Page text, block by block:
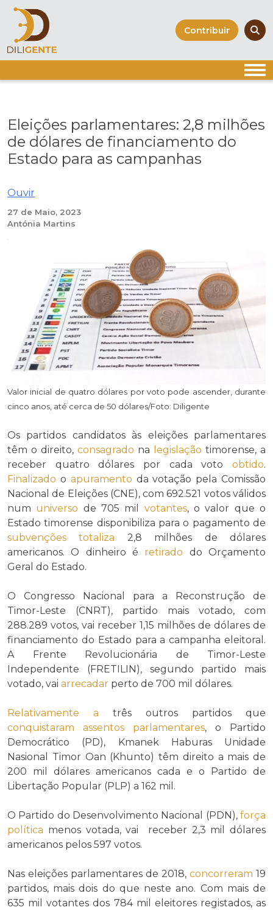
Skip
content
Contribuir
Eleições parlamentares: 2,8 milhões
de dólares de financiamento do
Estado para as campanhas
Ouvir
27 de Maio, 2023
Antónia Martins
Valor inicial de quatro dólares por voto pode ascender, durante
cinco anos, até cerca de 50 dólares/Foto: Diligente
Os partidos candidatos às eleições parlamentares
têm o direito, consagrado na legislação timorense, a
receber quatro dólares por cada voto obtido.
Finalizado o apuramento da votação pela Comissão
Nacional de Eleições (CNE), com 692.521 votos válidos
num universo de 705 mil votantes, o valor que o
Estado timorense disponibiliza para o pagamento de
subvenções
totaliza 2,8 milhões de dólares
americanos. O dinheiro é retirado do Orçamento
Geral do Estado.
O Congresso Nacional para a Reconstrução de
Timor-Leste (CNRT), partido mais votado, com
288.289 votos, vai receber 1,15 milhões de dólares de
financiamento do Estado para a campanha eleitoral.
A Frente Revolucionária de Timor-Leste
Independente (FRETILIN), segundo partido mais
votado, vai arrecadar perto de 700 mil dólares.
Relativamente a três outros partidos que
conquistaram
assentos parlamentares, o Partido
Democrático (PD), Kmanek Haburas Unidade
Nasional Timor Oan (Khunto) têm direito a mais de
200 mil dólares americanos cada e o Partido de
Libertação Popular (PLP) a 162 mil.
O Partido do Desenvolvimento Nacional (PDN), força
política menos votada, vai receber 2,3 mil dólares
americanos pelos 597 votos.
Nas eleições parlamentares de 2018, concorreram 19
partidos, mais dois do que neste ano. Com mais de
635 mil votantes dos 784 mil eleitores registados, as